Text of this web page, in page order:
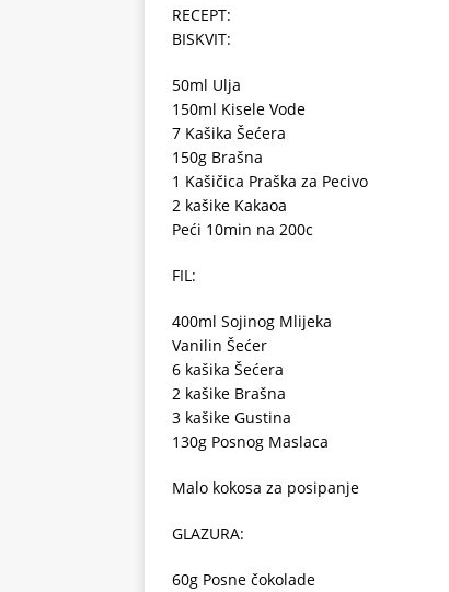
RECEPT:
BISKVIT:
50ml Ulja
150ml Kisele Vode
7 Kašika Šećera
150g Brašna
1 Kašičica Praška za Pecivo
2 kašike Kakaoa
Peći 10min na 200c
FIL:
400ml Sojinog Mlijeka
Vanilin Šećer
6 kašika Šećera
2 kašike Brašna
3 kašike Gustina
130g Posnog Maslaca
Malo kokosa za posipanje
GLAZURA:
60g Posne čokolade